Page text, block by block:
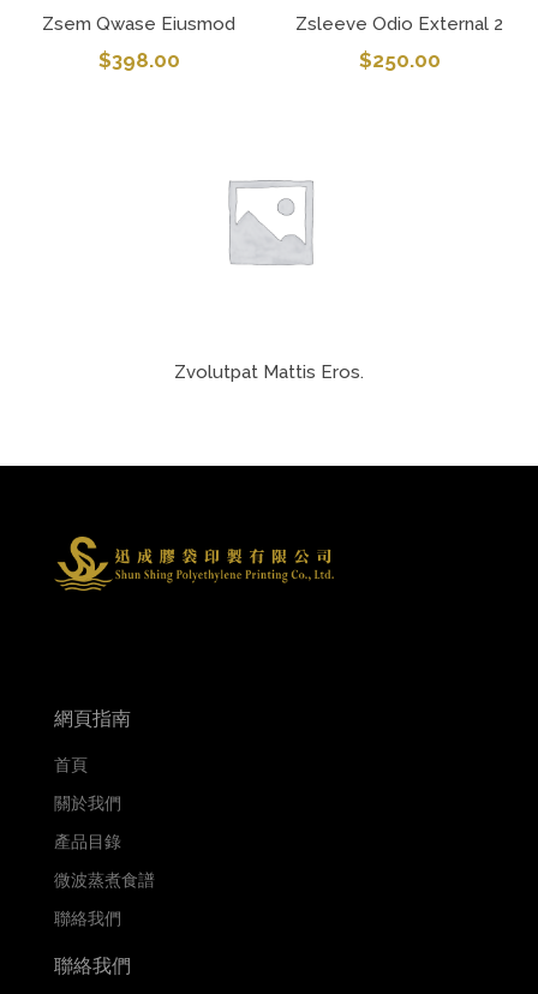
Zsem Qwase Eiusmod
$398.00
Zsleeve Odio External 2
$250.00
Zvolutpat Mattis Eros.
網頁指南
首頁
關於我們
產品目錄
微波蒸煮食譜
聯絡我們
聯絡我們